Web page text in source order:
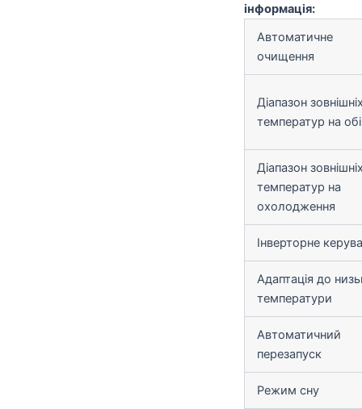
інформація:
Автоматичне
очищення
Діапазон
температур на
Діапазон
температур на
охолодження
Інверторне
Адаптація до
температури
Автоматичний
перезапуск
Режим сну